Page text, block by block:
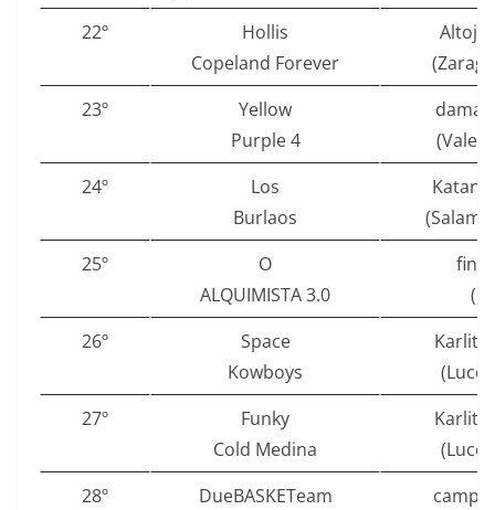
22º
Hollis
Copeland Forever
23º
Yellow
Purple 4
24º
Los
Burlaos
25º
O
ALQUIMISTA 3.0
finsa
()
26º
Space
Kowboys
27º
Funky
Cold Medina
28º
DueBASKETeam